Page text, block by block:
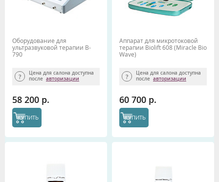
Оборудование для
ультразвуковой терапии B-
790
Цена для салона доступна
после авторизации
58 200 р.
КУПИТЬ
Аппарат для микротоковой
терапии Biolift 608 (Miracle Bio
Wave)
Цена для салона доступна
после авторизации
60 700 р.
КУПИТЬ